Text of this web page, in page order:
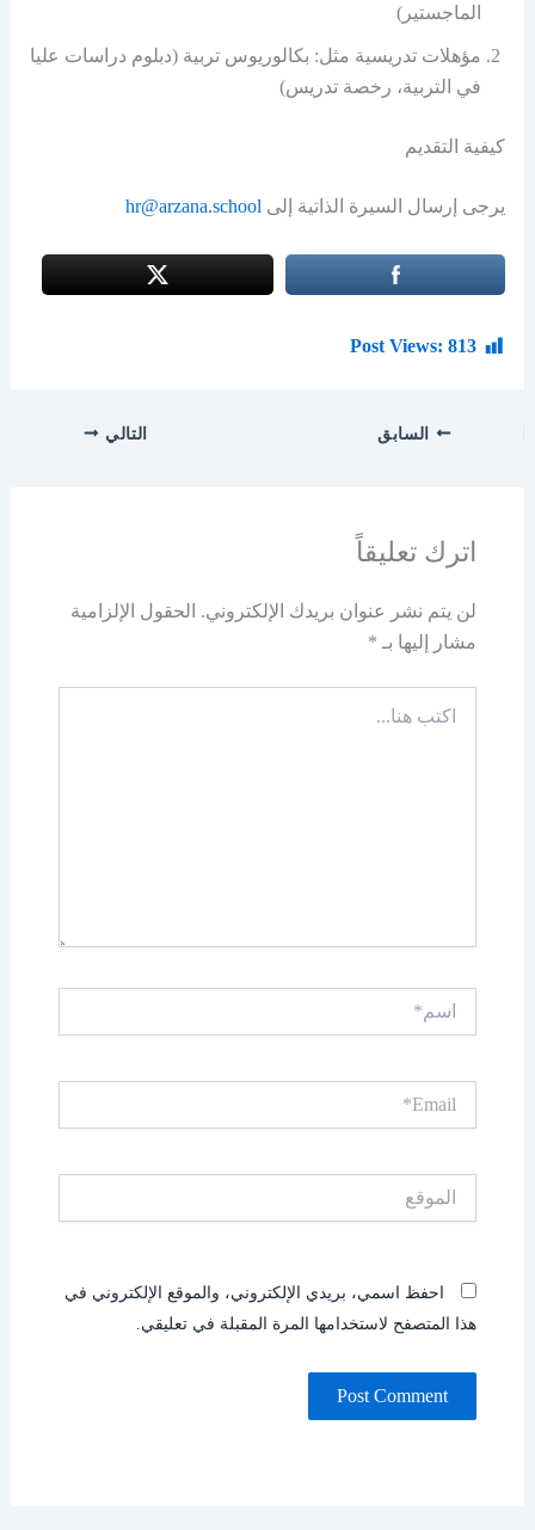
الماجستير)
مؤهلات تدريسية مثل: بكالوريوس تربية (دبلوم دراسات عليا
في التربية، رخصة تدريس)
كيفية التقديم
يرجى إرسال السيرة الذاتية إلى hr@arzana.school
Post Views: 813
السابق التالي
اترك تعليقاً
لن يتم نشر عنوان بريدك الإلكتروني. الحقول الإلزامية
مشار إليها بـ *
هنا...
احفظ اسمي، بريدي الإلكتروني، والموقع الإلكتروني في
هذا المتصفح لاستخدامها المرة المقبلة في تعليقي.